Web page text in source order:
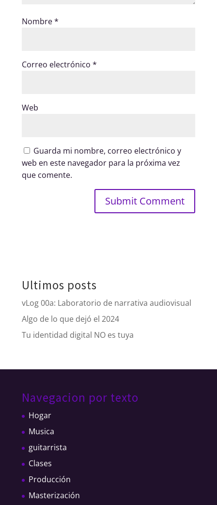
Nombre*
Correo electrónico *
Web
Guarda mi nombre, correo electrónico y
web en este navegador para la próxima vez
que comente.
Ultimos posts
vLog 00a: Laboratorio de narrativa audiovisual
Algo de lo que dejó el 2024
Tu identidad digital NO es tuya
Navegacion por texto
Hogar
Musica
guitarrista
Clases
Producción
Masterización